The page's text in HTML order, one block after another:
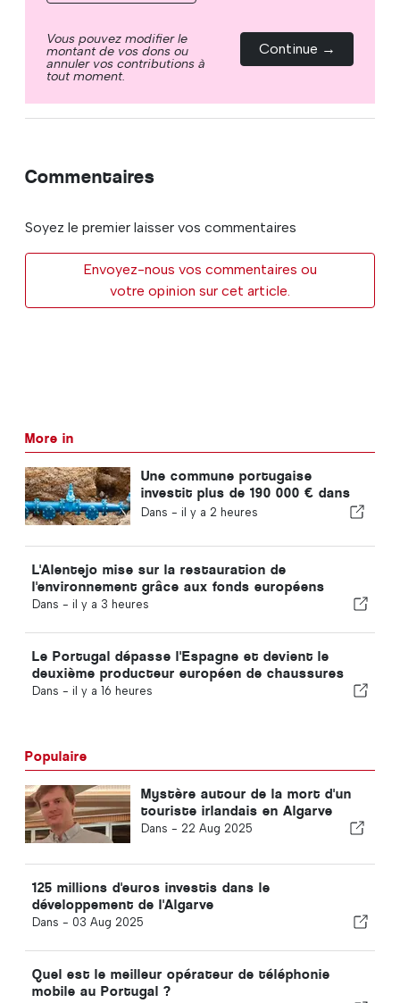
Vous pouvez modifier le
montant de vos dons ou
annuler vos contributions à
tout moment.
Continue →
Commentaires
Soyez le premier laisser vos commentaires
Envoyez-nous vos commentaires ou
votre opinion sur cet article.
More in
Une commune portugaise
investit plus de 190 000 € dans
l'approvisionnement en eau
Dans - il y a 2 heures
L'Alentejo mise sur la restauration de
l'environnement grâce aux fonds européens
Dans - il y a 3 heures
Le Portugal dépasse l'Espagne et devient le
deuxième producteur européen de chaussures
Dans - il y a 16 heures
Populaire
Mystère autour de la mort d'un
touriste irlandais en Algarve
Dans - 22 Aug 2025
125 millions d'euros investis dans le
développement de l'Algarve
Dans - 03 Aug 2025
Quel est le meilleur opérateur de téléphonie
mobile au Portugal ?